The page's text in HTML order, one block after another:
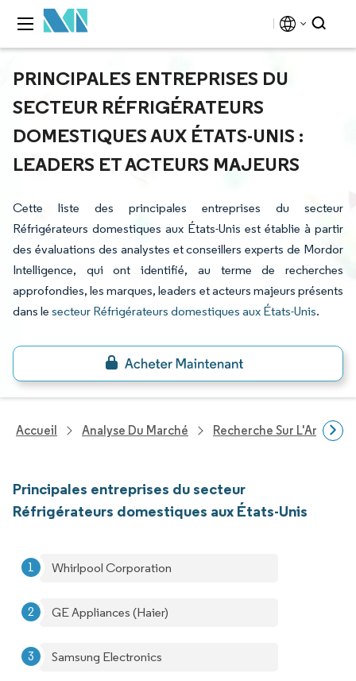
PRINCIPALES ENTREPRISES DU
SECTEUR RÉFRIGÉRATEURS
DOMESTIQUES AUX ÉTATS-UNIS :
LEADERS ET ACTEURS MAJEURS
Cette liste des principales entreprises du secteur
Réfrigérateurs domestiques aux États-Unis est établie à partir
des évaluations des analystes et conseillers experts de Mordor
Intelligence, qui ont identifié, au terme de recherches
approfondies, les marques, leaders et acteurs majeurs présents
dans le secteur Réfrigérateurs domestiques aux États-Unis.
Accueil Analyse Du Marché Recherche Sur
Principales entreprises du secteur
Réfrigérateurs domestiques aux États-Unis
Whirlpool Corporation
GE Appliances (Haier)
Samsung Electronics